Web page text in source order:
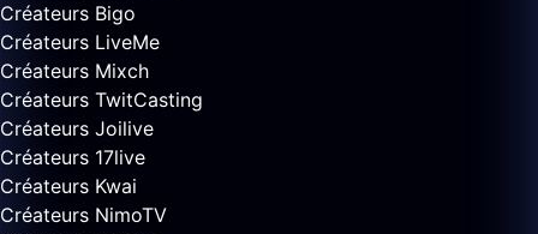
Créateurs Bigo
Créateurs LiveMe
Créateurs Mixch
Créateurs TwitCasting
Créateurs Joilive
Créateurs 17live
Créateurs Kwai
Créateurs NimoTV